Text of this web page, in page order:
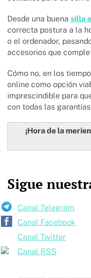
Desde una buena silla
correcta postura a la
o el ordenador,
accesorios que
Cómo no, en los
online como opción
imprescindible para
con todas las
¡Hora de la
Sigue
Canal Telegram
Canal Facebook
Canal Twitter
Canal RSS